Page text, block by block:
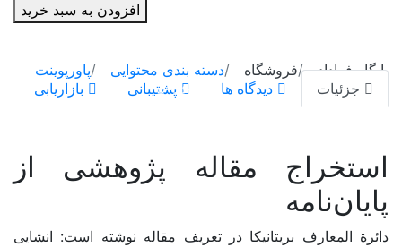
آموزش
شیپ فایل (لایه GIS)
نقشه
افزودن به سبد خرید
پایگاه فراداده فروشگاه دسته بندی محتوایی
پاورپوینت
جزئیات
دیدگاه ها پشتیبانی بازاریابی
استخراج مقاله پژوهشی از
پایان‌نامه
دائرة المعارف بریتانیکا در تعریف مقاله نوشته است: انشایى